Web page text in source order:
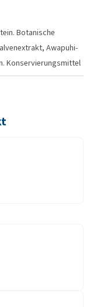
Botanische
Awapuhi-
Konservierungsmittel